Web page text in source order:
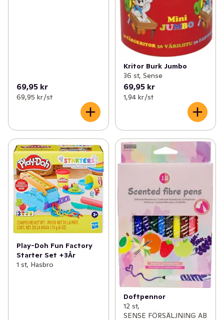
69,95 kr
69,95 kr /st
Kritor Burk Jumbo
36 st, Sense
69,95 kr
1,94 kr /st
Play-Doh Fun Factory
Starter Set +3År
1 st, Hasbro
Doftpennor
12 st,
SENSE FÖRSÄLJNING AB